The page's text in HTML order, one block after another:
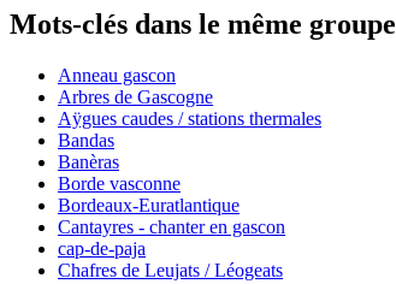
Mots-clés dans le même groupe
Anneau gascon
Arbres de Gascogne
Aÿgues caudes / stations thermales
Bandas
Banèras
Borde vasconne
Bordeaux-Euratlantique
Cantayres - chanter en gascon
cap-de-paja
Chafres de Leujats / Léogeats